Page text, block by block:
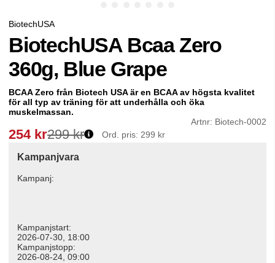
BiotechUSA
BiotechUSA Bcaa Zero
360g, Blue Grape
BCAA Zero från Biotech USA är en BCAA av högsta kvalitet
för all typ av träning för att underhålla och öka
muskelmassan.
Artnr: Biotech-0002
254kr299 kr Ord. pris: 299 kr
Kampanjvara
Kampanj:
Kampanjstart:
2026-07-30, 18:00
Kampanjstopp:
2026-08-24, 09:00